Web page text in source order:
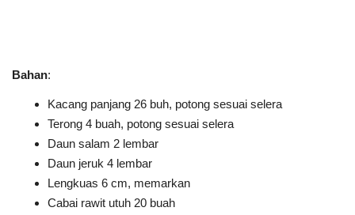
Bahan:
Kacang panjang 26 buh, potong sesuai selera
Terong 4 buah, potong sesuai selera
Daun salam 2 lembar
Daun jeruk 4 lembar
Lengkuas 6 cm, memarkan
Cabai rawit utuh 20 buah